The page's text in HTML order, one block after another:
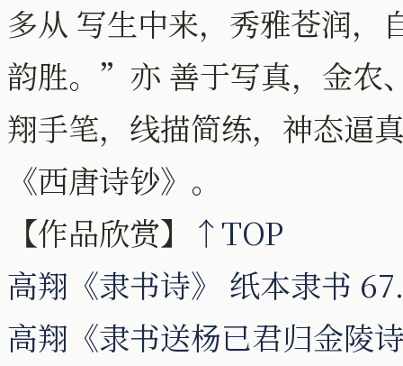
多从 写生中来，秀雅苍润
韵胜。”亦 善于写真，金农
翔手笔，线描简练，神态逼
《西唐诗钞》。
【作品欣赏】
↑TOP
高翔《隶书诗》 纸本隶书
高翔《隶书送杨已君归金陵